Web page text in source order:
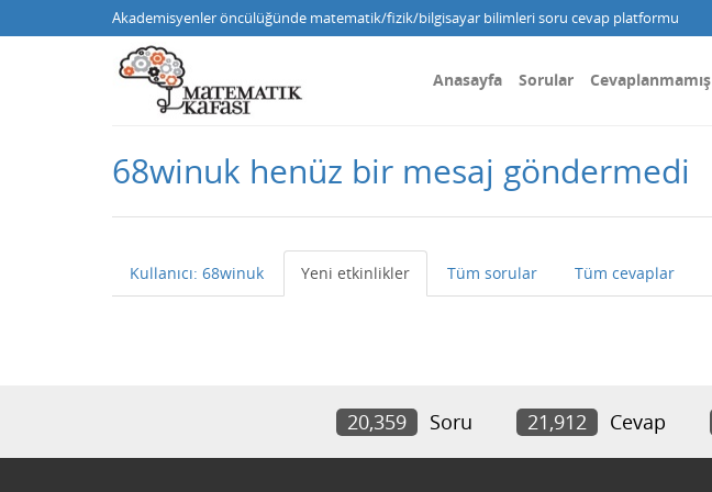
Akademisyenler öncülüğünde matematik/fizik/bilgisayar bilimleri soru cevap platformu
Anasayfa Sorular Cevaplanmamış
68winuk henüz bir mesaj göndermedi
Kullanıcı: 68winuk Yeni etkinlikler Tüm sorular Tüm cevaplar
20,359 Soru 21,912 Cevap